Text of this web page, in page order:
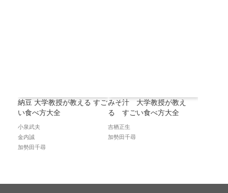
納豆 大学教授が教える すご
い食べ方大全
小泉武夫
金内誠
加勢田千尋
みそ汁 大学教授が教え
る すごい食べ方大全
吉栖正生
加勢田千尋